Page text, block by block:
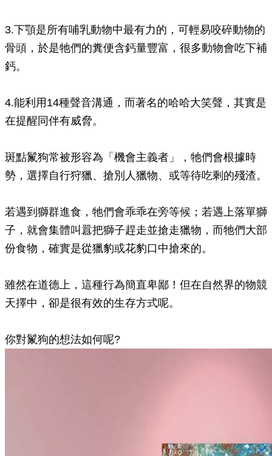
3.下顎是所有哺乳動物中最有力的，可輕易咬碎動物的
骨頭，於是牠們的糞便含鈣量豐富，很多動物會吃下補
鈣。
4.能利用14種聲音溝通，而著名的哈哈大笑聲，其實是
在提醒同伴有威脅。
斑點鬣狗常被形容為「機會主義者」，牠們會根據時
勢，選擇自行狩獵、搶別人獵物、或等待吃剩的殘渣。
若遇到獅群進食，牠們會乖乖在旁等候；若遇上落單獅
子，就會集體叫囂把獅子趕走並搶走獵物，而牠們大部
份食物，確實是從獵豹或花豹口中搶來的。
雖然在道德上，這種行為簡直卑鄙！但在自然界的物競
天擇中，卻是很有效的生存方式呢。
你對鬣狗的想法如何呢?